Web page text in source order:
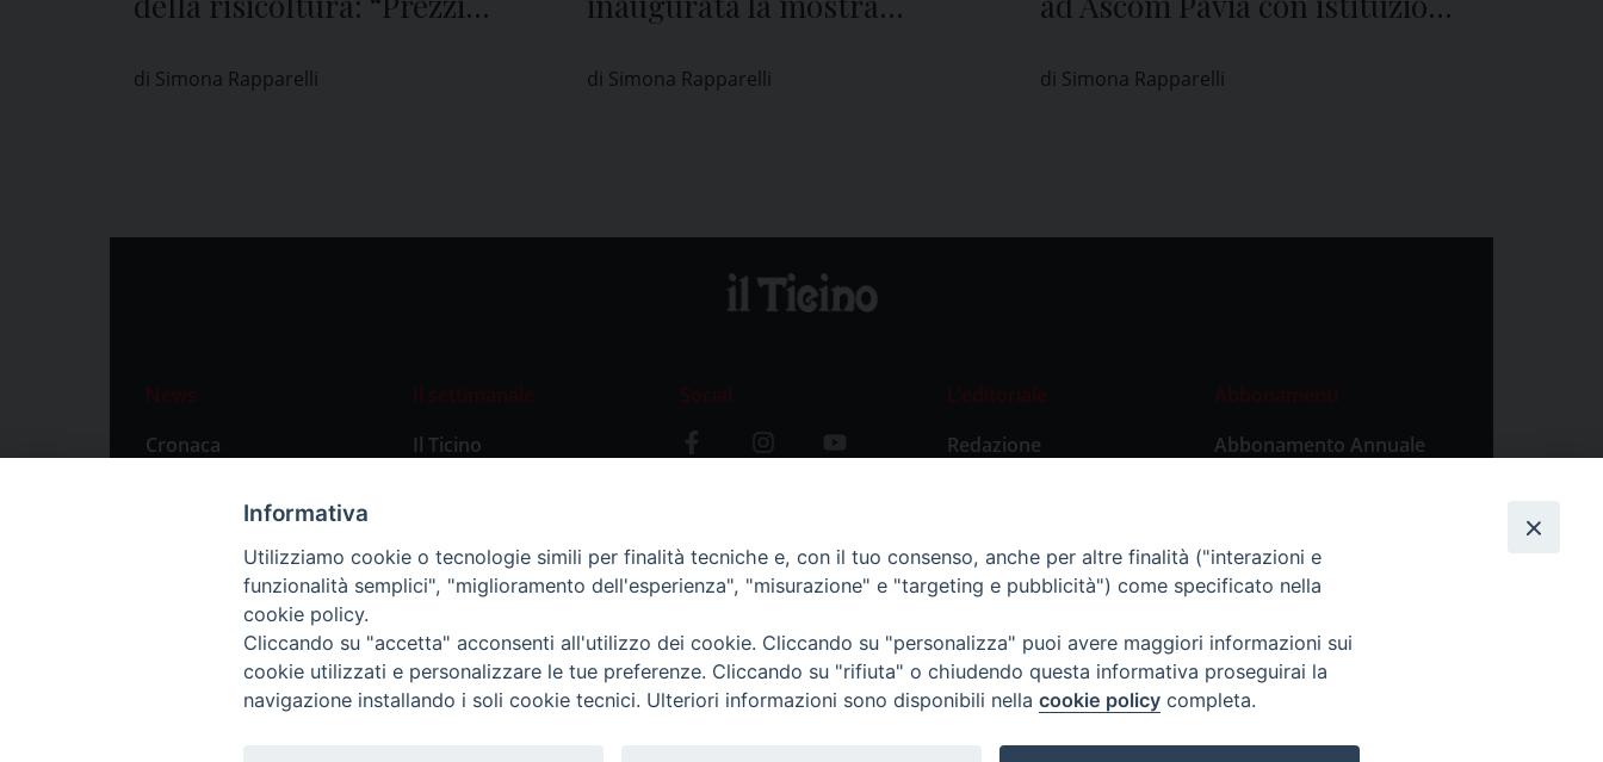
di Simona Rapparelli
Confcommercio Pavia
di Simona Rapparelli di Simona Rapparelli
News
Cronaca
Primo Piano
Il settimanale
Il Ticino
Social
L’editoriale
Redazione
Abbonamenti
Abbonamento Annuale
Abbonamento Singola
Informativa
Utilizziamo cookie o tecnologie simili per finalità tecniche e, con il tuo consenso, anche per altre finalità ("interazioni e
funzionalità semplici", "miglioramento dell'esperienza", "misurazione" e "targeting e pubblicità") come specificato nella
cookie policy.
Cliccando su "accetta" acconsenti all'utilizzo dei cookie. Cliccando su "personalizza" puoi avere maggiori informazioni sui
cookie utilizzati e personalizzare le tue preferenze. Cliccando su "rifiuta" o chiudendo questa informativa proseguirai la
navigazione installando i soli cookie tecnici. Ulteriori informazioni sono disponibili nella cookie policy completa.